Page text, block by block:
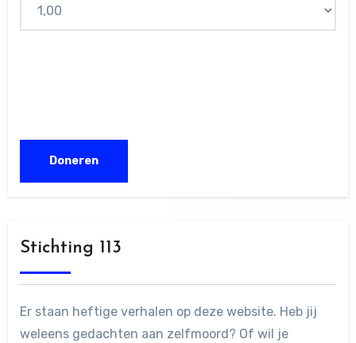
Stichting 113
Er staan heftige verhalen op deze website. Heb jij
weleens gedachten aan zelfmoord? Of wil je